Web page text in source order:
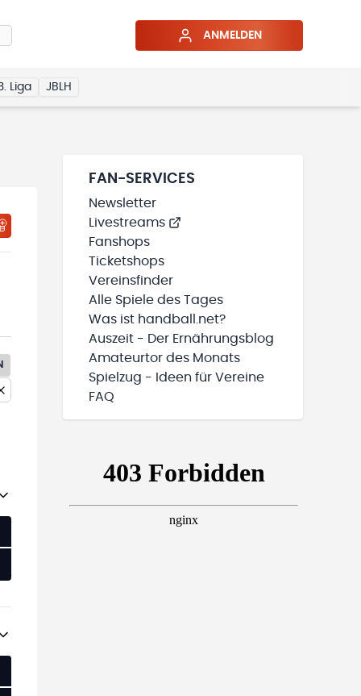
ANMELDEN
Liga JBLH
FAN-SERVICES
Newsletter
Livestreams
Fanshops
Ticketshops
Vereinsfinder
Alle Spiele des Tages
Was ist handball.net?
Auszeit - Der Ernährungsblog
Amateurtor des Monats
Spielzug - Ideen für Vereine
FAQ